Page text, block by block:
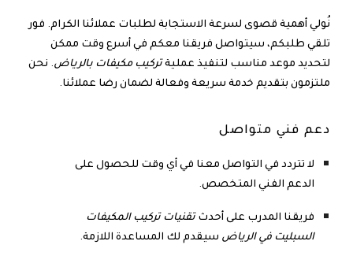
نُولي أهمية قصوى لسرعة الاستجابة لطلبات عملائنا الكرام. فور
تلقي طلبكم، سيتواصل فريقنا معكم في أسرع وقت ممكن
لتحديد موعد مناسب لتنفيذ عمليةتركيب مكيفات بالرياض. نحن
ملتزمون بتقديم خدمة سريعة وفعالة لضمان رضا عملائنا.
دعم فني متواصل
لا تتردد في التواصل معنا في أي وقت للحصول على
الدعم الفني المتخصص.
فريقنا المدرب على أحدثتقنيات تركيب المكيفات
السبليت في الرياض سيقدم لك المساعدة اللازمة.